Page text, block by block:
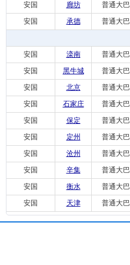
安国
廊坊 普通大巴
安国
承德 普通大巴
安国
滦南 普通大巴
安国
黑牛城 普通大巴
安国
北京 普通大巴
安国
石家庄 普通大巴
安国
保定 普通大巴
安国
定州 普通大巴
安国
沧州 普通大巴
安国
辛集 普通大巴
安国
衡水 普通大巴
安国
天津 普通大巴